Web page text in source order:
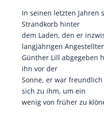
In seinen letzten Jahren
Strandkorb hinter
dem Laden, den er
langjährigen
Günther Lill abgegeben
ihn vor der
Sonne, er war
sich zu ihm, um ein
wenig von früher zu